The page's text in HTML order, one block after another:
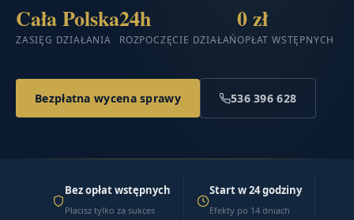
Cała Polska
ZASIĘG DZIAŁANIA
24h
ROZPOCZĘCIE DZIAŁAŃ
0 zł
OPŁAT WSTĘPNYCH
Bezpłatna wycena sprawy 536 396 628
Bez opłat wstępnych
Płacisz tylko za sukces
Start w 24 godziny
Efekty po 14 dniach